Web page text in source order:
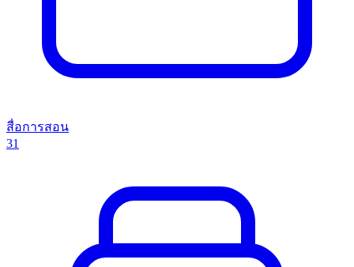
สื่อการสอน
31